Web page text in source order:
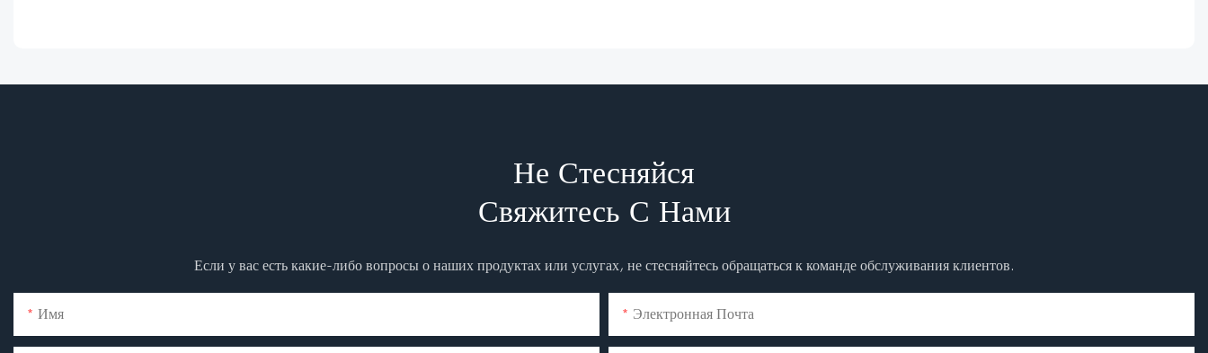
Не Стесняйся
Свяжитесь С Нами
Если у вас есть какие-либо вопросы о наших продуктах или услугах, не стесняйтесь обращаться к команде обслуживания клиентов.
Имя Электронная Почта